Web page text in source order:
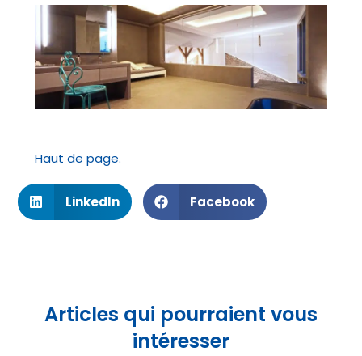
Haut de page.
LinkedIn Facebook
Articles qui pourraient vous
intéresser